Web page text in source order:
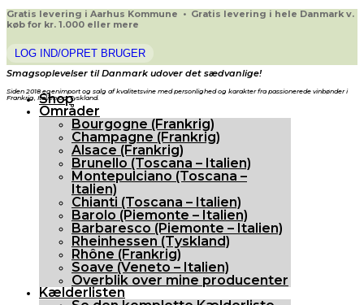
Gratis levering i Aarhus Kommune • Gratis levering i hele Danmark v.
køb for kr. 1.000 eller mere
LOG IND/OPRET BRUGER
Smagsoplevelser til Danmark udover det sædvanlige!
Siden 2018 egenimport og salg af kvalitetsvine med personlighed og karakter fra passionerede vinbønder i
Frankrig, Italien og Tyskland.
Shop
Områder
Bourgogne (Frankrig)
Champagne (Frankrig)
Alsace (Frankrig)
Brunello (Toscana – Italien)
Montepulciano (Toscana –
Italien)
Chianti (Toscana – Italien)
Barolo (Piemonte – Italien)
Barbaresco (Piemonte – Italien)
Rheinhessen (Tyskland)
Rhône (Frankrig)
Soave (Veneto – Italien)
Overblik over mine producenter
Kælderlisten